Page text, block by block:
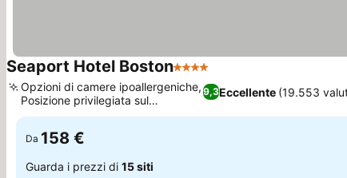
Seaport Hotel Boston4 Stelle
9,3Eccellente (19.553
Opzioni di camere ipoallergeniche,
Posizione privilegiata sul
lungomare
Da 158 €
Guarda i prezzi di 15 siti